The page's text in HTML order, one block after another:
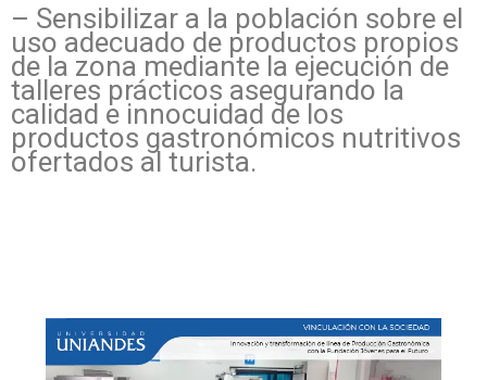
– Sensibilizar a la población sobre el
uso adecuado de productos propios
de la zona mediante la ejecución de
talleres prácticos asegurando la
calidad e innocuidad de los
productos gastronómicos nutritivos
ofertados al turista.